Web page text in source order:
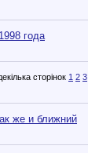
года
1 2 3
же и ближний